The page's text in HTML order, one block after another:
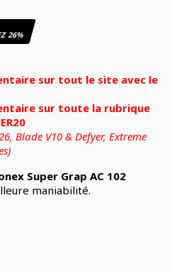
26%
sur tout le site avec le
sur toute la rubrique
Blade V10 & Defyer, Extreme
Super Grap AC 102
maniabilité.